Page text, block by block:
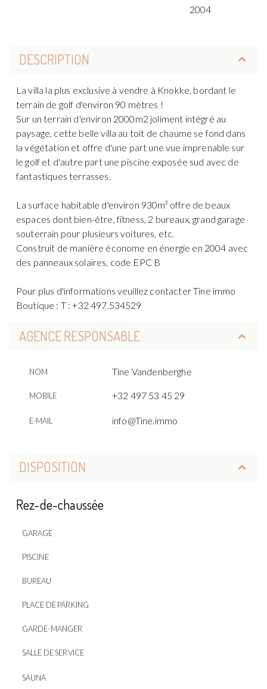
2004
DESCRIPTION
La villa la plus exclusive à vendre à Knokke, bordant le
terrain de golf d'environ 90 mètres !
Sur un terrain d'environ 2000m2 joliment intégré au
paysage, cette belle villa au toit de chaume se fond dans
la végétation et offre d'une part une vue imprenable sur
le golf et d'autre part une piscine exposée sud avec de
fantastiques terrasses.
La surface habitable d'environ 930m² offre de beaux
espaces dont bien-être, fitness, 2 bureaux, grand garage
souterrain pour plusieurs voitures, etc.
Construit de manière économe en énergie en 2004 avec
des panneaux solaires, code EPC B
Pour plus d'informations veuillez contacter Tine immo
Boutique : T : +32 497.534529
AGENCE RESPONSABLE
NOM Tine Vandenberghe
MOBILE +32 497 53 45 29
E-MAIL info@Tine.immo
DISPOSITION
Rez-de-chaussée
GARAGE
PISCINE
BUREAU
PLACE DE PARKING
GARDE-MANGER
SALLE DE SERVICE
SAUNA